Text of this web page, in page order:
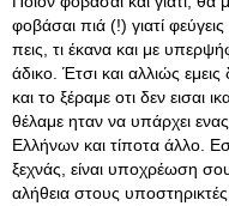
φοβάσαι πιά (!) γιατί
πεις, τι έκανα και με
άδικο. Έτσι και αλλιώς
και το ξέραμε οτι δεν εισαι
θέλαμε ηταν να υπάρχει
Ελλήνων και τίποτα άλλο.
ξεχνάς, είναι υποχρέωση
αλήθεια στους